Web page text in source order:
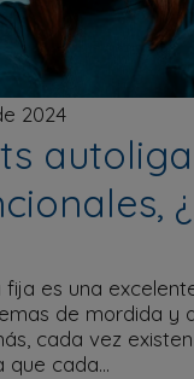
2024
fija es una
de mordida y
cada vez
que cada…